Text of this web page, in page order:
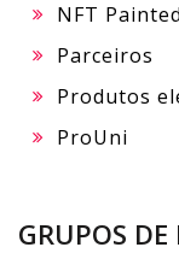
NFT
Parceiros
Produtos
ProUni
GRUPOS DE